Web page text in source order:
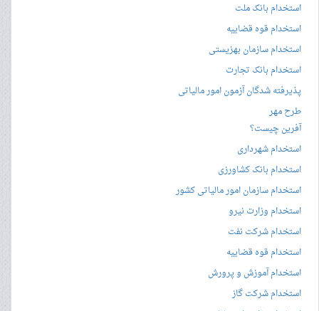
استخدام بانک ملت
استخدام قوه قضاییه
استخدام سازمان بهزیستی
استخدام بانک تجارت
پذیرفته شدگان آزمون امور مالیاتی
طرح مهر
آفرین چیست؟
استخدام شهرداری
استخدام بانک کشاورزی
استخدام سازمان امور مالیاتی کشور
استخدام وزارت نیرو
استخدام شرکت نفت
استخدام قوه قضاییه
استخدام آموزش و پرورش
استخدام شرکت گاز